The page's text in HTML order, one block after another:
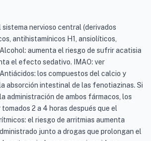
nervioso central (derivados
antihistamínicos H1, ansiolíticos,
aumenta el riesgo de sufrir acatisia
el efecto sedativo. IMAO: ver
los compuestos del calcio y
absorción intestinal de las fenotiazinas. Si
administración de ambos fármacos, los
2 a 4 horas después que el
el riesgo de arritmias aumenta
junto a drogas que prolongan el